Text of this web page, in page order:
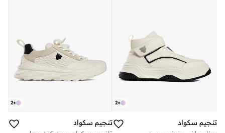
+
2
تنجيم سكواد
+
2
تنجيم سكواد